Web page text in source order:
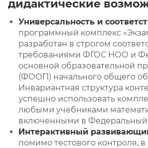
дидактические
Универсальность и
программный комплекс
разработан в строгом
требованиями ФГОС НОО и
основной образовательной
(ФООП) начального общего
Инвариантная структура
успешно использовать
любыми учебниками
включенными в Федеральный
Интерактивный
помимо тестового контроля, в